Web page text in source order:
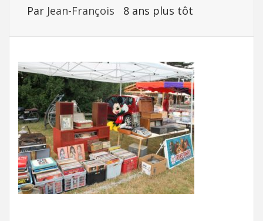
Par Jean-François 8 ans plus tôt